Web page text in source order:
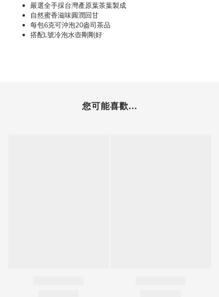
嚴選全手採台灣產原葉茶葉製成
自然蜜香滋味圓潤回甘
每包6克可沖泡20盎司茶品
搭配L號冷泡水壺剛剛好
您可能喜歡...